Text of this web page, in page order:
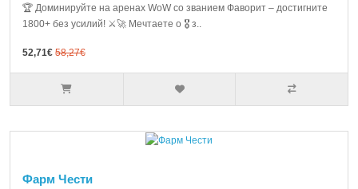
🏆 Доминируйте на аренах WoW со званием Фаворит – достигните
1800+ без усилий! ⚔️🚀 Мечтаете о 🎖️ з..
52,71€ 58,27€
Фарм Чести